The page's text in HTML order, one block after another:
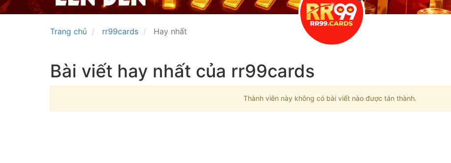
Trang chủ rr99cards Hay nhất
Bài viết hay nhất của rr99cards
Thành viên này không có bài viết nào được tán thành.